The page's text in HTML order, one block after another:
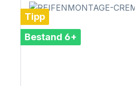
Tipp
Bestand 6+